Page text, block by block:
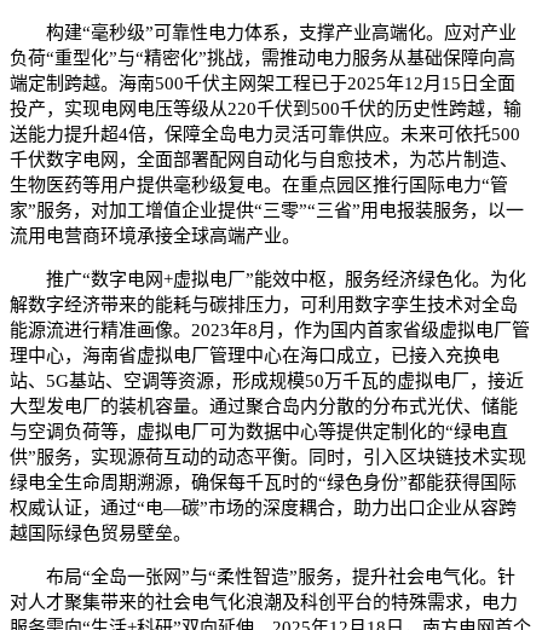
构建“毫秒级”可靠性电力体系，支撑产业高端化。应对产业
负荷“重型化”与“精密化”挑战，需推动电力服务从基础保障向高
端定制跨越。海南500千伏主网架工程已于2025年12月15日全面
投产，实现电网电压等级从220千伏到500千伏的历史性跨越，输
送能力提升超4倍，保障全岛电力灵活可靠供应。未来可依托500
千伏数字电网，全面部署配网自动化与自愈技术，为芯片制造、
生物医药等用户提供毫秒级复电。在重点园区推行国际电力“管
家”服务，对加工增值企业提供“三零”“三省”用电报装服务，以一
流用电营商环境承接全球高端产业。
推广“数字电网+虚拟电厂”能效中枢，服务经济绿色化。为化
解数字经济带来的能耗与碳排压力，可利用数字孪生技术对全岛
能源流进行精准画像。2023年8月，作为国内首家省级虚拟电厂管
理中心，海南省虚拟电厂管理中心在海口成立，已接入充换电
站、5G基站、空调等资源，形成规模50万千瓦的虚拟电厂，接近
大型发电厂的装机容量。通过聚合岛内分散的分布式光伏、储能
与空调负荷等，虚拟电厂可为数据中心等提供定制化的“绿电直
供”服务，实现源荷互动的动态平衡。同时，引入区块链技术实现
绿电全生命周期溯源，确保每千瓦时的“绿色身份”都能获得国际
权威认证，通过“电—碳”市场的深度耦合，助力出口企业从容跨
越国际绿色贸易壁垒。
布局“全岛一张网”与“柔性智造”服务，提升社会电气化。针
对人才聚集带来的社会电气化浪潮及科创平台的特殊需求，电力